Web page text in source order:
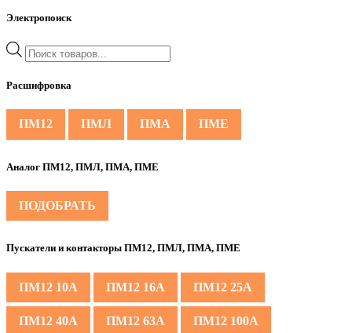
Электропоиск
Поиск
товаров
Расшифровка
ПМ12 ПМЛ ПМА ПМЕ
Аналог ПМ12, ПМЛ, ПМА, ПМЕ
ПОДОБРАТЬ
Пускатели и контакторы ПМ12, ПМЛ, ПМА, ПМЕ
ПМ12 10А ПМ12 16А ПМ12 25А
ПМ12 40А ПМ12 63А ПМ12 100А